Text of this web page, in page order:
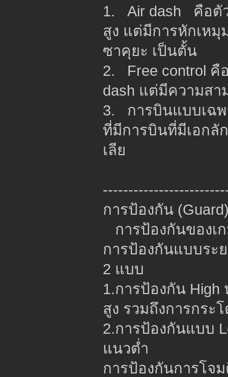
1. Air dash คือตั
สูง แต่มีการหักเหมุ
ซาคุยะ เป็นตั้น
2. Free control คื
dash แต่มีความส
3. การบินแบบเฉพ
ที่มีการบินที่มีเอกลั
เลีย
การป้องกัน
การป้องกันของ
การป้องกันแบบระ
2 แบบ
1.การป้องกัน
สูง รวมถึงการกระ
2.การป้องกันแบบ
แนวต่ำ
การป้องกันการโจ